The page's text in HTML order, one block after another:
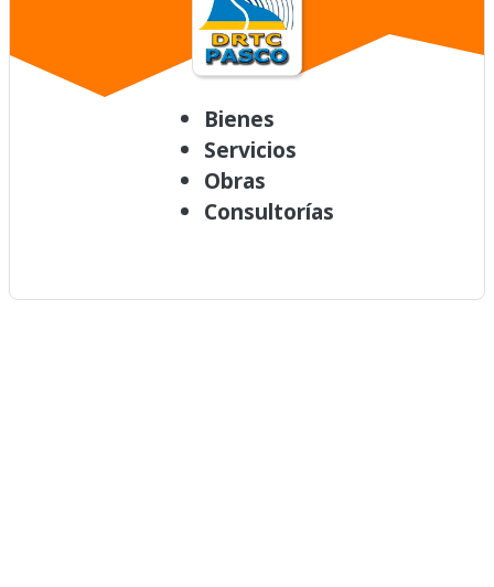
Bienes
Servicios
Obras
Consultorías